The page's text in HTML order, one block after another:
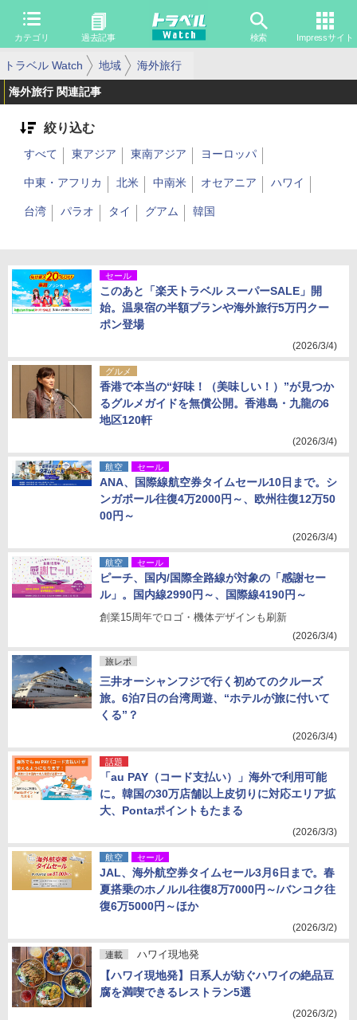
カテゴリ 過去記事 検索 Impressサイト
トラベル Watch 地域 海外旅行
海外旅行 関連記事
絞り込む
すべて 東アジア 東南アジア ヨーロッパ
中東・アフリカ 北米 中南米 オセアニア ハワイ
台湾 パラオ タイ グアム 韓国
セール
このあと「楽天トラベル スーパーSALE」開
始。温泉宿の半額プランや海外旅行5万円クー
ポン登場
(2026/3/4)
グルメ
香港で本当の“好味！（美味しい！）”が見つか
るグルメガイドを無償公開。香港島・九龍の6
地区120軒
(2026/3/4)
航空 セール
ANA、国際線航空券タイムセール10日まで。シ
ンガポール往復4万2000円～、欧州往復12万50
00円～
(2026/3/4)
航空 セール
ピーチ、国内/国際全路線が対象の「感謝セー
ル」。国内線2990円～、国際線4190円～
創業15周年でロゴ・機体デザインも刷新
(2026/3/4)
旅レポ
三井オーシャンフジで行く初めてのクルーズ
旅。6泊7日の台湾周遊、“ホテルが旅に付いて
くる”？
(2026/3/4)
話題
「au PAY（コード支払い）」海外で利用可能
に。韓国の30万店舗以上皮切りに対応エリア拡
大、Pontaポイントもたまる
(2026/3/3)
航空 セール
JAL、海外航空券タイムセール3月6日まで。春
夏搭乗のホノルル往復8万7000円～/バンコク往
復6万5000円～ほか
(2026/3/2)
連載 ハワイ現地発
【ハワイ現地発】日系人が紡ぐハワイの絶品豆
腐を満喫できるレストラン5選
(2026/3/2)